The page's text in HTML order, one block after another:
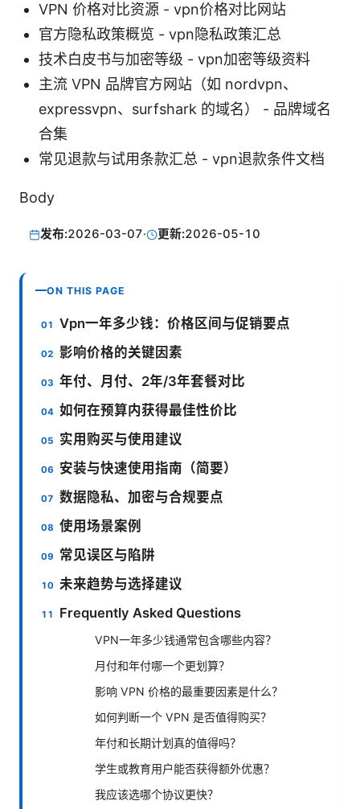
VPN 价格对比资源 - vpn价格对比网站
官方隐私政策概览 - vpn隐私政策汇总
技术白皮书与加密等级 - vpn加密等级资料
主流 VPN 品牌官方网站（如 nordvpn、
expressvpn、surfshark 的域名） - 品牌域名
合集
常见退款与试用条款汇总 - vpn退款条件文档
Body
发布:2026-03-07· 更新:2026-05-10
ON THIS PAGE
Vpn一年多少钱：价格区间与促销要点
影响价格的关键因素
年付、月付、2年/3年套餐对比
如何在预算内获得最佳性价比
实用购买与使用建议
安装与快速使用指南（简要）
数据隐私、加密与合规要点
使用场景案例
常见误区与陷阱
未来趋势与选择建议
Frequently Asked Questions
VPN一年多少钱通常包含哪些内容？
月付和年付哪一个更划算？
影响 VPN 价格的最重要因素是什么？
如何判断一个 VPN 是否值得购买？
年付和长期计划真的值得吗？
学生或教育用户能否获得额外优惠？
我应该选哪个协议更快？